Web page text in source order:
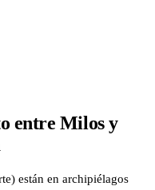
entre Milos y
están en archipiélagos